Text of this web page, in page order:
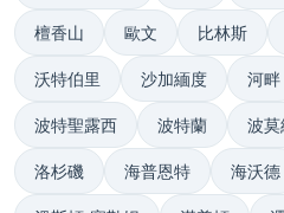
檀香山 歐文 比林斯
沃特伯里 沙加緬度 河畔
波特聖露西 波特蘭 波莫
洛杉磯 海普恩特 海沃德